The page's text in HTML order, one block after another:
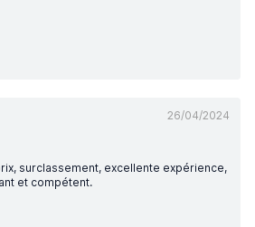
26/04/2024
surclassement, excellente expérience,
et compétent.